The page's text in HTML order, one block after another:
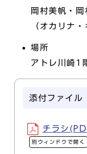
岡村美帆・岡
（オカリナ
場所
アトレ川崎1
添付ファイル
チラシ
別ウィンドウで開く